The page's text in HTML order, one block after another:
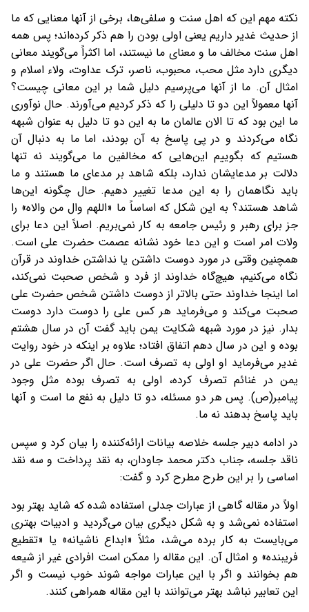
نکته مهم این که اهل سنت و سلفی‌ها، برخی از آنها معنایی که ما
از حدیث غدیر داریم یعنی اولی بودن را هم ذکر کرده‌اند؛ پس همه
اهل سنت مخالف ما و معنای ما نیستند، اما اکثراً می‌گویند معانی
دیگری دارد مثل محب، محبوب، ناصر، ترک عداوت، ولاء اسلام و
امثال آن. ما از آنها می‌پرسیم دلیل شما بر این معانی چیست؟
آنها معمولاً این دو تا دلیلی را که ذکر کردیم می‌آورند. حال نوآوری
ما این بود که تا الان عالمان ما به این دو تا دلیل به عنوان شبهه
نگاه می‌کردند و در پی پاسخ به آن بودند، اما ما به دنبال آن
هستیم که بگوییم این‌هایی که مخالفین ما می‌گویند نه تنها
دلالت بر مدعایشان ندارد، بلکه شاهد بر مدعای ما هستند و ما
باید نگاهمان را به این مدعا تغییر دهیم. حال چگونه این‌ها
شاهد هستند؟ به این شکل که اساساً ما «اللهم وال من والاه» را
جز برای رهبر و رئیس جامعه به کار نمی‌بریم. اصلاً این دعا برای
ولات امر است و این دعا خود نشانه عصمت حضرت علی است.
همچنین وقتی در مورد دوست داشتن یا نداشتن خداوند در قرآن
نگاه می‌کنیم، هیچ‌گاه خداوند از فرد و شخص صحبت نمی‌کند،
اما اینجا خداوند حتی بالاتر از دوست داشتن شخص حضرت علی
صحبت می‌کند و می‌فرماید هر کس علی را دوست دارد دوست
بدار. نیز در مورد شبهه شکایت یمن باید گفت آن در سال هشتم
بوده و این در سال دهم اتفاق افتاد؛ علاوه بر اینکه در خود روایت
غدیر می‌فرماید او اولی به تصرف است. حال اگر حضرت علی در
یمن در غنائم تصرف کرده، اولی به تصرف بوده مثل وجود
پیامبر(ص). پس هر دو مسئله، دو تا دلیل به نفع ما است و آنها
باید پاسخ بدهند نه ما.
در ادامه دبیر جلسه خلاصه بیانات ارائه‌کننده را بیان کرد و سپس
ناقد جلسه، جناب دکتر محمد جاودان، به نقد پرداخت و سه نقد
اساسی را بر این طرح مطرح کرد و گفت:
اولاً در مقاله گاهی از عبارات جدلی استفاده شده که شاید بهتر بود
استفاده نمی‌شد و به شکل دیگری بیان می‌گردید و ادبیات بهتری
می‌بایست به کار برده می‌شد، مثلاً «ابداع ناشیانه» یا «تقطیع
فریبنده» و امثال آن. این مقاله را ممکن است افرادی غیر از شیعه
هم بخوانند و اگر با این عبارات مواجه شوند خوب نیست و اگر
این تعابیر نباشد بهتر می‌توانند با این مقاله همراهی کنند.